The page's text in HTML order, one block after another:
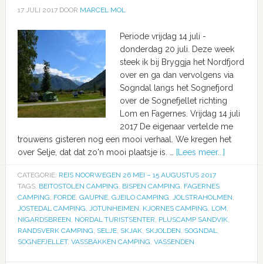
17 JULI 2017DOOR MARCEL MOL
Periode vrijdag 14 juli -
donderdag 20 juli. Deze week
steek ik bij Bryggja het Nordfjord
over en ga dan vervolgens via
Sogndal langs het Sognefjord
over de Sognefjellet richting
Lom en Fagernes. Vrijdag 14 juli
2017 De eigenaar vertelde me
trouwens gisteren nog een mooi verhaal. We kregen het
over Selje, dat dat zo'n mooi plaatsje is. …
[Lees meer...]
CATEGORIE: REIS NOORWEGEN 26 MEI – 15 AUGUSTUS 2017
TAGS: BEITOSTOLEN CAMPING, BISPEN CAMPING, FAGERNES
CAMPING, FORDE, GAUPNE, GJEILO CAMPING, JOLSTRAHOLMEN,
JOSTEDAL CAMPING, JOTUNHEIMEN, KJORNES CAMPING, LOM,
NIGARDSBREEN, NORDAL TURISTSENTER, PLUSCAMP SANDVIK,
RANDSVERK CAMPING, SELJE, SKJAK, SKJOLDEN, SOGNDAL,
SOGNEFJELLET, VASSBAKKEN CAMPING, VASSENDEN